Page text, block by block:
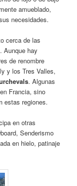
amueblado,
necesidades.
cerca de las
Aunque hay
de renombre
y los Tres Valles,
. Algunas
Francia, sino
estas regiones.
en otras
Senderismo
en hielo, patinaje